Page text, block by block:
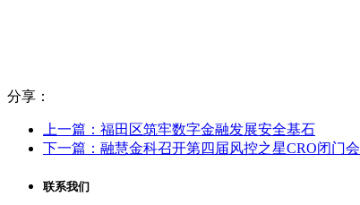
分享：
上一篇：福田区筑牢数字金融发展安全基石
下一篇：融慧金科召开第四届风控之星CRO闭门会
联系我们